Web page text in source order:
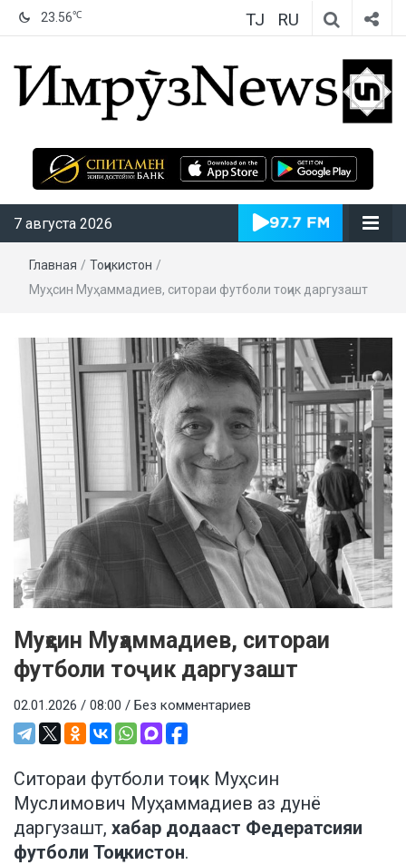
23.56℃ TJ RU
ИмрӯзNews
7 августа 2026
Главная / Тоҷикистон /
Муҳсин Муҳаммадиев, ситораи футболи тоҷик даргузашт
Муҳсин Муҳаммадиев, ситораи
футболи тоҷик даргузашт
02.01.2026 / 08:00 / Без комментариев
Ситораи футболи тоҷик Муҳсин
Муслимович Муҳаммадиев аз дунё
даргузашт, хабар додааст Федератсияи
футболи Тоҷикистон.